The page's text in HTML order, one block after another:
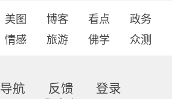
美图 博客 看点
政务
情感 旅游 佛学 众测
导航 反馈 登录